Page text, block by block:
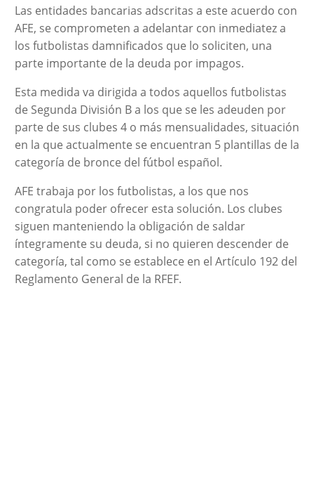
Las entidades bancarias adscritas a este acuerdo con
AFE, se comprometen a adelantar con inmediatez a
los futbolistas damnificados que lo soliciten, una
parte importante de la deuda por impagos.
Esta medida va dirigida a todos aquellos futbolistas
de Segunda División B a los que se les adeuden por
parte de sus clubes 4 o más mensualidades, situación
en la que actualmente se encuentran 5 plantillas de la
categoría de bronce del fútbol español.
AFE trabaja por los futbolistas, a los que nos
congratula poder ofrecer esta solución. Los clubes
siguen manteniendo la obligación de saldar
íntegramente su deuda, si no quieren descender de
categoría, tal como se establece en el Artículo 192 del
Reglamento General de la RFEF.